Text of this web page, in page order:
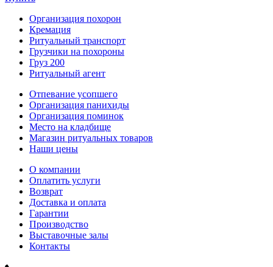
Организация похорон
Кремация
Ритуальный транспорт
Грузчики на похороны
Груз 200
Ритуальный агент
Отпевание усопшего
Организация панихиды
Организация поминок
Место на кладбище
Магазин ритуальных товаров
Наши цены
О компании
Оплатить услуги
Возврат
Доставка и оплата
Гарантии
Производство
Выставочные залы
Контакты